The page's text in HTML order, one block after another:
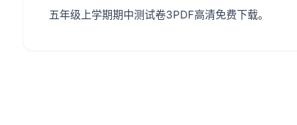
五年级上学期期中测试卷3PDF高清免费下载。